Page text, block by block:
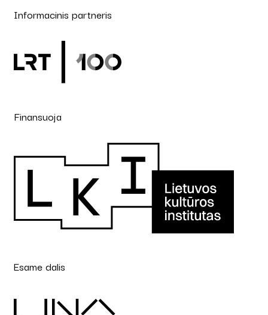
Informacinis partneris
Finansuoja
Esame dalis